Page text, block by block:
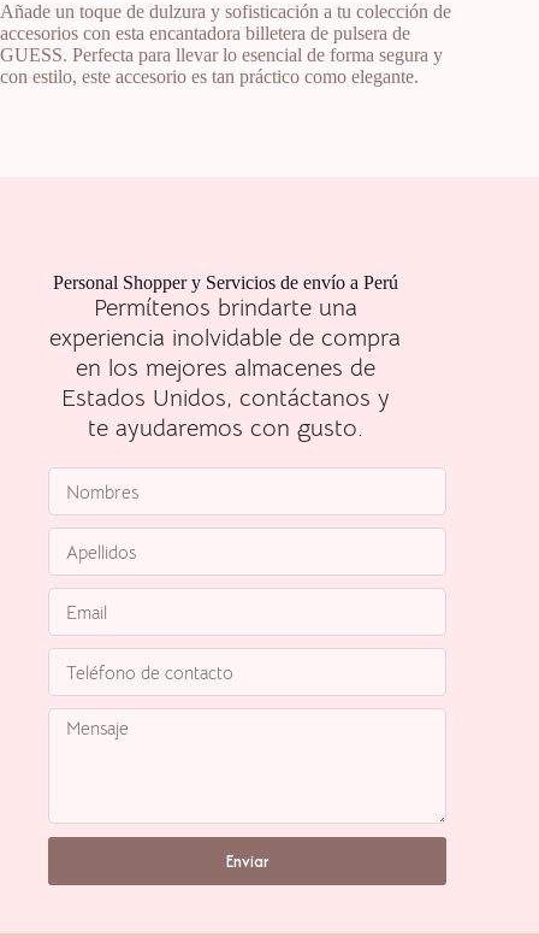
Añade un toque de dulzura y sofisticación a tu colección de
accesorios con esta encantadora billetera de pulsera de
GUESS. Perfecta para llevar lo esencial de forma segura y
con estilo, este accesorio es tan práctico como elegante.
Personal Shopper y Servicios de envío a Perú
Permítenos brindarte una
experiencia inolvidable de compra
en los mejores almacenes de
Estados Unidos, contáctanos y
te ayudaremos con gusto.
Enviar